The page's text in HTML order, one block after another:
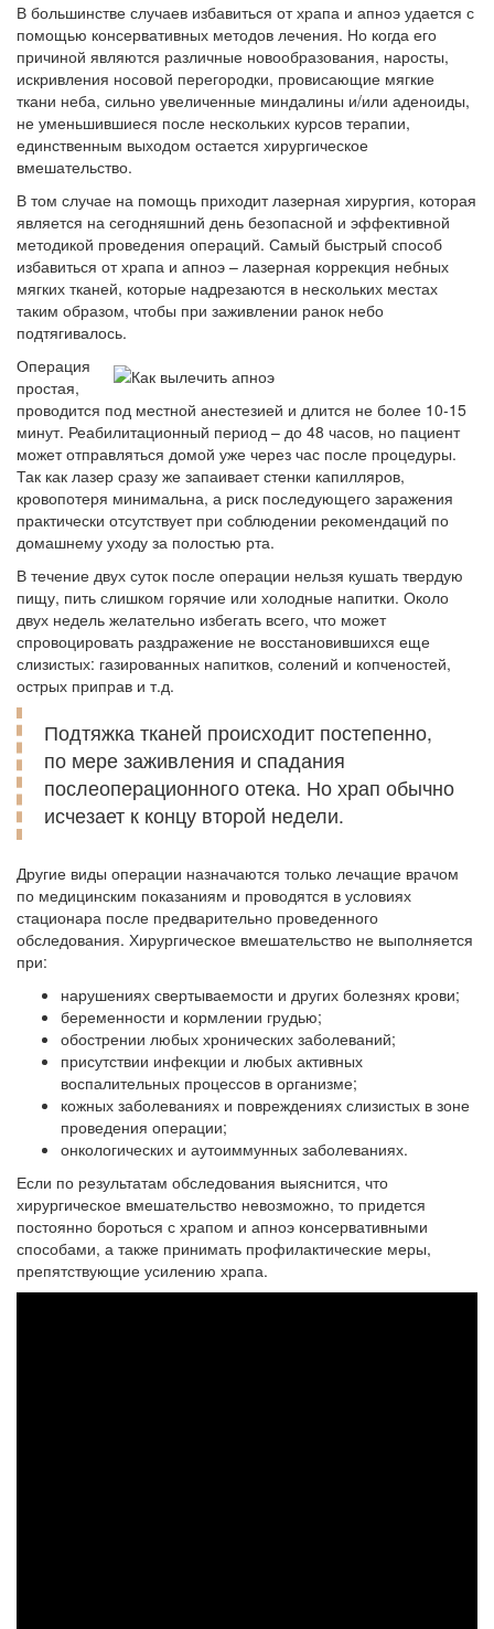
В большинстве случаев избавиться от храпа и апноэ удается с
помощью консервативных методов лечения. Но когда его
причиной являются различные новообразования, наросты,
искривления носовой перегородки, провисающие мягкие
ткани неба, сильно увеличенные миндалины и/или аденоиды,
не уменьшившиеся после нескольких курсов терапии,
единственным выходом остается хирургическое
вмешательство.
В том случае на помощь приходит лазерная хирургия, которая
является на сегодняшний день безопасной и эффективной
методикой проведения операций. Самый быстрый способ
избавиться от храпа и апноэ – лазерная коррекция небных
мягких тканей, которые надрезаются в нескольких местах
таким образом, чтобы при заживлении ранок небо
подтягивалось.
Операция
простая,
проводится под местной анестезией и длится не более 10-15
минут. Реабилитационный период – до 48 часов, но пациент
может отправляться домой уже через час после процедуры.
Так как лазер сразу же запаивает стенки капилляров,
кровопотеря минимальна, а риск последующего заражения
практически отсутствует при соблюдении рекомендаций по
домашнему уходу за полостью рта.
В течение двух суток после операции нельзя кушать твердую
пищу, пить слишком горячие или холодные напитки. Около
двух недель желательно избегать всего, что может
спровоцировать раздражение не восстановившихся еще
слизистых: газированных напитков, солений и копченостей,
острых приправ и т.д.
Подтяжка тканей происходит постепенно,
по мере заживления и спадания
послеоперационного отека. Но храп обычно
исчезает к концу второй недели.
Другие виды операции назначаются только лечащие врачом
по медицинским показаниям и проводятся в условиях
стационара после предварительно проведенного
обследования. Хирургическое вмешательство не выполняется
при:
нарушениях свертываемости и других болезнях крови;
беременности и кормлении грудью;
обострении любых хронических заболеваний;
присутствии инфекции и любых активных
воспалительных процессов в организме;
кожных заболеваниях и повреждениях слизистых в зоне
проведения операции;
онкологических и аутоиммунных заболеваниях.
Если по результатам обследования выяснится, что
хирургическое вмешательство невозможно, то придется
постоянно бороться с храпом и апноэ консервативными
способами, а также принимать профилактические меры,
препятствующие усилению храпа.